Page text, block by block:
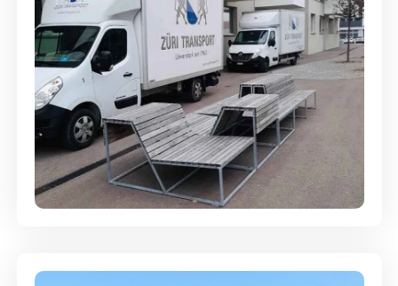
Umzugsreinigung - mit
Abgabegarantie